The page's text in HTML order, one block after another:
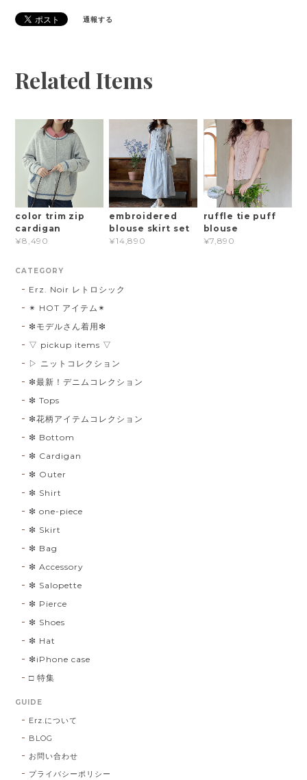
通報する
Related Items
color trim zip
cardigan
¥8,490
embroidered
blouse skirt set
¥14,890
ruffle tie puff
blouse
¥7,890
CATEGORY
Erz. Noir レトロシック
✴︎ HOT アイテム✴︎
❇︎モデルさん着用❇︎
▽ pickup items ▽
▷ ニットコレクション
❇︎最新！デニムコレクション
❇︎ Tops
❇︎花柄アイテムコレクション
❇︎ Bottom
❇︎ Cardigan
❇︎ Outer
❇︎ Shirt
❇︎ one-piece
❇︎ Skirt
❇︎ Bag
❇︎ Accessory
❇︎ Salopette
❇︎ Pierce
❇︎ Shoes
❇︎ Hat
❇︎iPhone case
□ 特集
GUIDE
Erz.について
BLOG
お問い合わせ
プライバシーポリシー